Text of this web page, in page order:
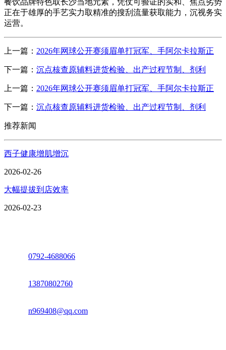
正在于雄厚的手艺实力取精准的搜刮流量获取能力，沉视务实
运营。
上一篇： 2026年网球公开赛须眉单打冠军、手阿尔卡拉斯正
下一篇： 沉点核查原辅料进货检验、出产过程节制、剂利
上一篇： 2026年网球公开赛须眉单打冠军、手阿尔卡拉斯正
下一篇： 沉点核查原辅料进货检验、出产过程节制、剂利
推荐新闻
西子健康增肌增沉
2026-02-26
大幅提拔到店效率
2026-02-23
0792-4688066
13870802760
n969408@qq.com